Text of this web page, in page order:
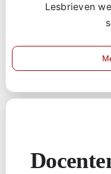
Lesbrieven